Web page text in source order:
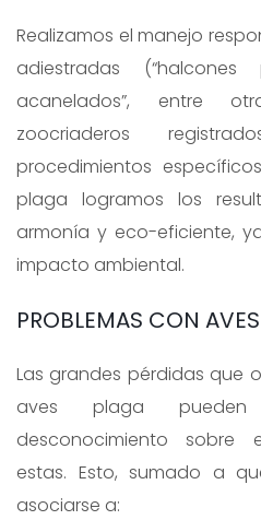
Realizamos el manejo
adiestradas (“halcones
acanelados”, entre
zoocriaderos
procedimientos
plaga logramos los
armonía y eco-eficiente,
impacto ambiental.
PROBLEMAS CON
Las grandes pérdidas que
aves plaga
desconocimiento sobre
estas. Esto, sumado a
asociarse a: